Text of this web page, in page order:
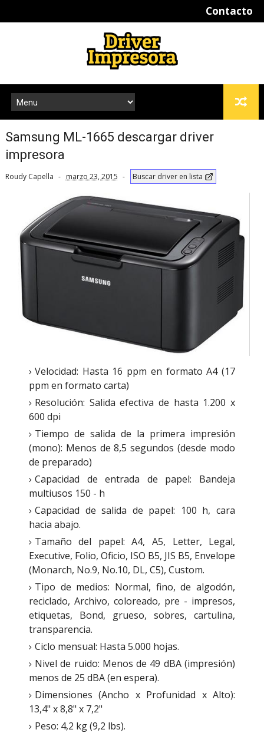
Contacto
Samsung ML-1665 descargar driver
impresora
Roudy Capella marzo 23, 2015 Buscar driver en lista
Velocidad: Hasta 16 ppm en formato A4 (17
ppm en formato carta)
Resolución: Salida efectiva de hasta 1.200 x
600 dpi
Tiempo de salida de la primera impresión
(mono): Menos de 8,5 segundos (desde modo
de preparado)
Capacidad de entrada de papel: Bandeja
multiusos 150 - h
Capacidad de salida de papel: 100 h, cara
hacia abajo.
Tamaño del papel: A4, A5, Letter, Legal,
Executive, Folio, Oficio, ISO B5, JIS B5, Envelope
(Monarch, No.9, No.10, DL, C5), Custom.
Tipo de medios: Normal, fino, de algodón,
reciclado, Archivo, coloreado, pre - impresos,
etiquetas, Bond, grueso, sobres, cartulina,
transparencia.
Ciclo mensual: Hasta 5.000 hojas.
Nivel de ruido: Menos de 49 dBA (impresión)
menos de 25 dBA (en espera).
Dimensiones (Ancho x Profunidad x Alto):
13,4" x 8,8" x 7,2"
Peso: 4,2 kg (9,2 lbs).